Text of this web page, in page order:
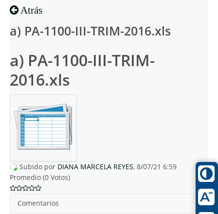
Atrás
a) PA-1100-III-TRIM-2016.xls
a) PA-1100-III-TRIM-
2016.xls
Subido por DIANA MARCELA REYES, 8/07/21 6:59
Promedio (0 Votos)
Comentarios